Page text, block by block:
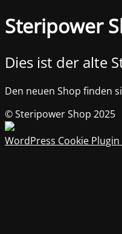
Steripower
Dies ist der alte
Den neuen Shop finden
© Steripower Shop 2025
WordPress Cookie